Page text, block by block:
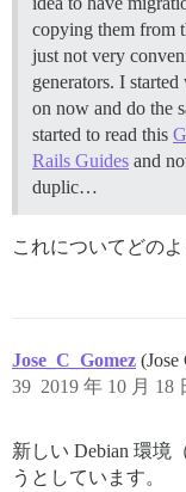
copying them from
just not very
generators. I
on now and do the
started to read this
Rails Guides and
duplic…
これについてどの
Jose_C_Gomez (Jose
2019 年 10 月 18
39
新しい Debian 環境
うとしています。